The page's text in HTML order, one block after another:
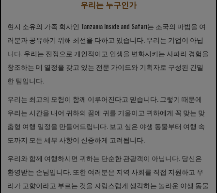
우리는 누구인가
현지 소유의 가족 회사인 Tanzania Inside and Safari는 조국의 마법을 여
러분과 공유하기 위해 최선을 다하고 있습니다. 우리는 기업이 아닙
니다. 우리는 진정으로 개인적이고 인생을 변화시키는 사파리 경험을
창조하는 데 열정을 갖고 있는 전문 가이드와 기획자로 구성된 긴밀
한 팀입니다.
우리는 최고의 모험이 함께 이루어진다고 믿습니다. 그렇기 때문에
우리는 시간을 내어 귀하의 꿈에 귀를 기울이고 귀하에게 꼭 맞는 맞
춤형 여행 일정을 만들어드립니다. 보고 싶은 야생 동물부터 여행 속
도까지 모든 세부 사항이 신중하게 고려됩니다.
우리와 함께 여행하시면 귀하는 단순한 관광객이 아닙니다. 당신은
환영받는 손님입니다. 또한 여러분은 지역 사회를 직접 지원하고 우
리가 고향이라고 부르는 것을 자랑스럽게 생각하는 놀라운 야생 동물